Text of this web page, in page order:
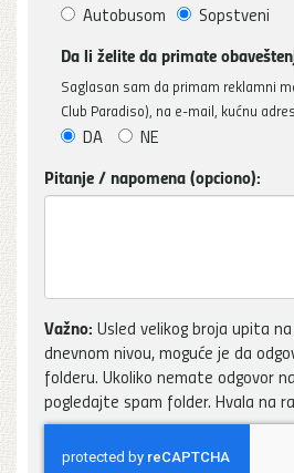
Autobusom Sopstveni
Da li želite da primate
Saglasan sam da primam reklamni
Club Paradiso), na e-mail, kućnu
DA NE
Pitanje / napomena (opciono):
Važno: Usled velikog broja upita
dnevnom nivou, moguće je da
folderu. Ukoliko nemate odgovor
pogledajte spam folder. Hvala na